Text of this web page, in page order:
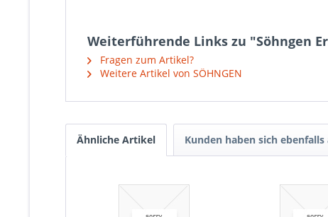
Weiterführende Links zu "Söhngen
Fragen zum Artikel?
Weitere Artikel von SÖHNGEN
Ähnliche Artikel Kunden haben sich ebenfalls